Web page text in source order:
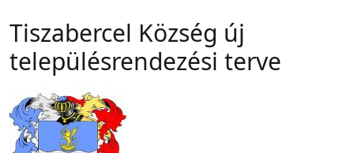
Tiszabercel Község új
településrendezési terve